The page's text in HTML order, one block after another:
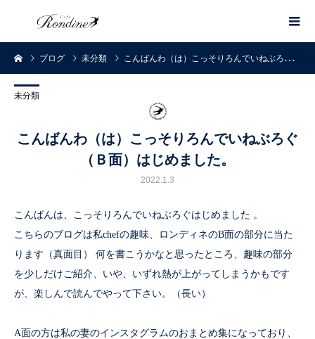
ブログ 未分類 こんばんわ（は）こっそりろんでいねぶろぐ（Ｂ面）はじめました。
未分類
こんばんわ（は）こっそりろんでいねぶろぐ
（Ｂ面）はじめました。
2022.1.3
こんばんは、こっそりろんでいねぶろぐはじめました 。
こちらのブログは私chefの趣味、ロンディネのB面の部分に当た
ります（真面目） 何を書こうかなと思ったところ、趣味の部分
を少しだけご紹介、いや、いずれ熱が上がってしまうかもです
が、楽しんで読んでやって下さい。（長い）
A面の方は私の妻のインスタグラムのおまとめ集になっており、